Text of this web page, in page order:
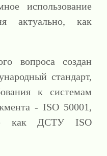
использование
актуально, как
вопроса создан
стандарт,
к системам
- ISO 50001,
как ДСТУ ISO